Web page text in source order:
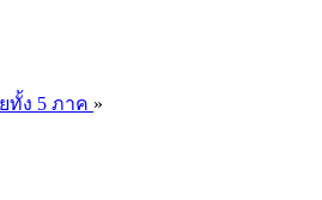
ทั้ง 5 ภาค »